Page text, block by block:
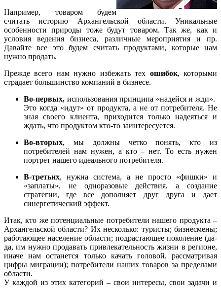
Например, товаром будем
считать историю Архангельской области. Уникальные
особенности природы тоже будут товаром. Так же, как и
условия ведения бизнеса, различные мероприятия и пр.
Давайте все это будем считать продуктами, которые нам
нужно продать.
Прежде всего нам нужно избежать тех ошибок, которыми
страдает большинство компаний в бизнесе.
Во-первых, использования принципа «надейся и жди».
Это когда «идут» от продукта, а не от потребителя. Не
зная своего клиента, приходится только надеяться и
ждать, что продуктом кто-то заинтересуется.
Во-вторых, мы должны четко понять, кто из
потребителей нам нужен, а кто – нет. То есть нужен
портрет нашего идеального потребителя.
В-третьих, нужна система, а не просто «фишки» и
«заплаты», не одноразовые действия, а создание
стратегии, где все дополняет друг друга и дает
синергетический эффект.
Итак, кто же потенциальные потребители нашего продукта –
Архангельской области? Их несколько: туристы; бизнесмены;
работающее население области; подрастающее поколение (да-
да, им нужно продавать привлекательность жизни в регионе,
иначе нам останется только качать головой, рассматривая
цифры миграции); потребители наших товаров за пределами
области.
У каждой из этих категорий – свои интересы, свои задачи и